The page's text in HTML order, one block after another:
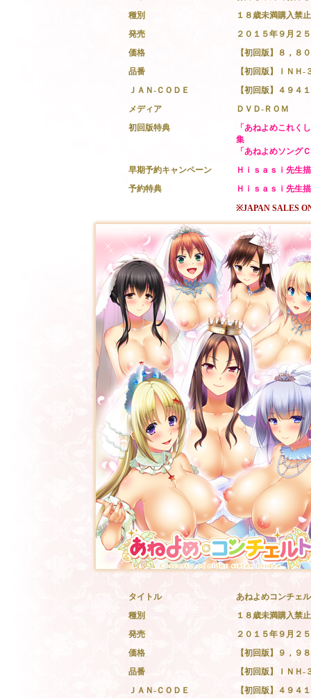
種別
１８歳未満購入禁止
発売
２０１５年９月２
価格
【初回版】８，８
品番
【初回版】ＩＮＨ-
ＪＡＮ-ＣＯＤＥ
【初回版】４９４
メディア
ＤＶＤ-ＲＯＭ
初回版特典
「あねよめこれく
集
「あねよめソング
早期予約キャンペーン
Ｈｉｓａｓｉ先生
予約特典
Ｈｉｓａｓｉ先生
※JAPAN SALES
タイトル
あねよめコンチェ
種別
１８歳未満購入禁止
発売
２０１５年９月２
価格
【初回版】９，９
品番
【初回版】ＩＮＨ-
ＪＡＮ-ＣＯＤＥ
【初回版】４９４